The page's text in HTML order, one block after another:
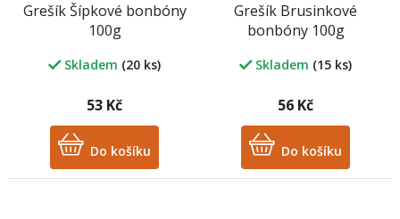
Grešík Šípkové bonbóny
100g
Skladem (20 ks)
53 Kč
Do košíku
Grešík Brusinkové
bonbóny 100g
Skladem (15 ks)
56 Kč
Do košíku